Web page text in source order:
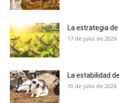
La estrategia
17 de julio de 2026
La estabilidad
10 de julio de 2026